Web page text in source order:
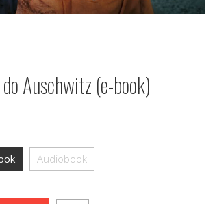
Auschwitz (e-book)
Audiobook